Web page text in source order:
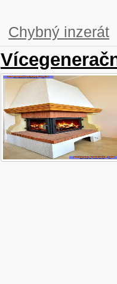
Chybný inzerát